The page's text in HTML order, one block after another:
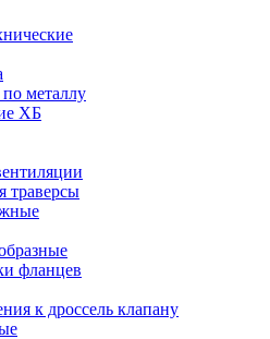
металлу
ХБ
траверсы
фланцев
к дроссель клапану